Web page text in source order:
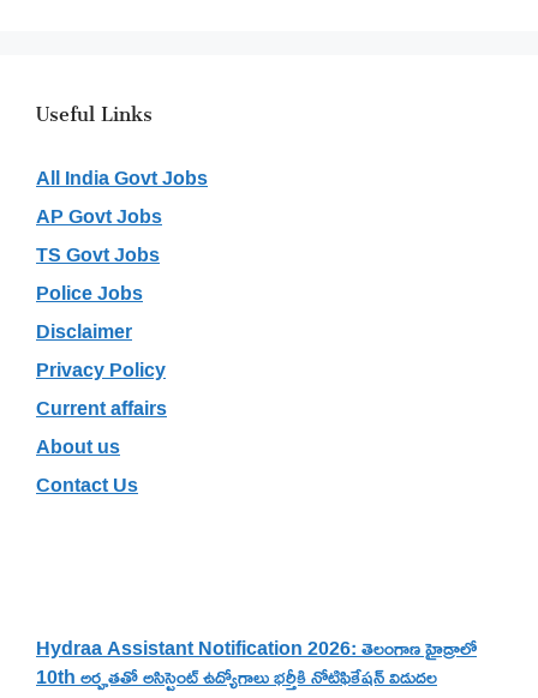
Useful Links
All India Govt Jobs
AP Govt Jobs
TS Govt Jobs
Police Jobs
Disclaimer
Privacy Policy
Current affairs
About us
Contact Us
Hydraa Assistant Notification 2026: తెలంగాణ హైడ్రాలో
10th అర్హతతో అసిస్టెంట్ ఉద్యోగాలు భర్తీకి నోటిఫికేషన్ విడుదల